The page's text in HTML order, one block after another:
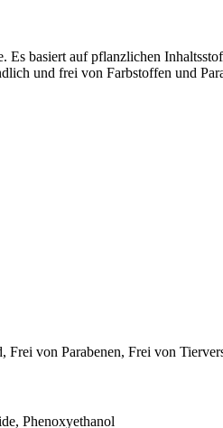
basiert auf pflanzlichen
und frei von Farbstoffen und
von Parabenen, Frei von
Phenoxyethanol